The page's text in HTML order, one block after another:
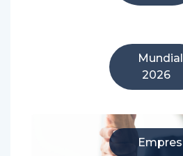
Mundial
2026